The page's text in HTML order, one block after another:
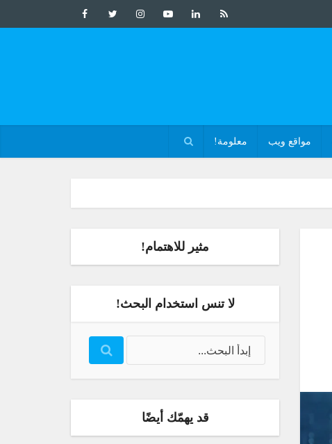
مواقع ويب معلومة!
مثير للاهتمام!
لا تنس استخدام البحث!
قد يهمّك أيضًا